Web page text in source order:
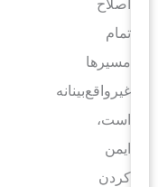
تمام
مسیرها
غیرواقع‌بینانه
است،
ایمن
کردن